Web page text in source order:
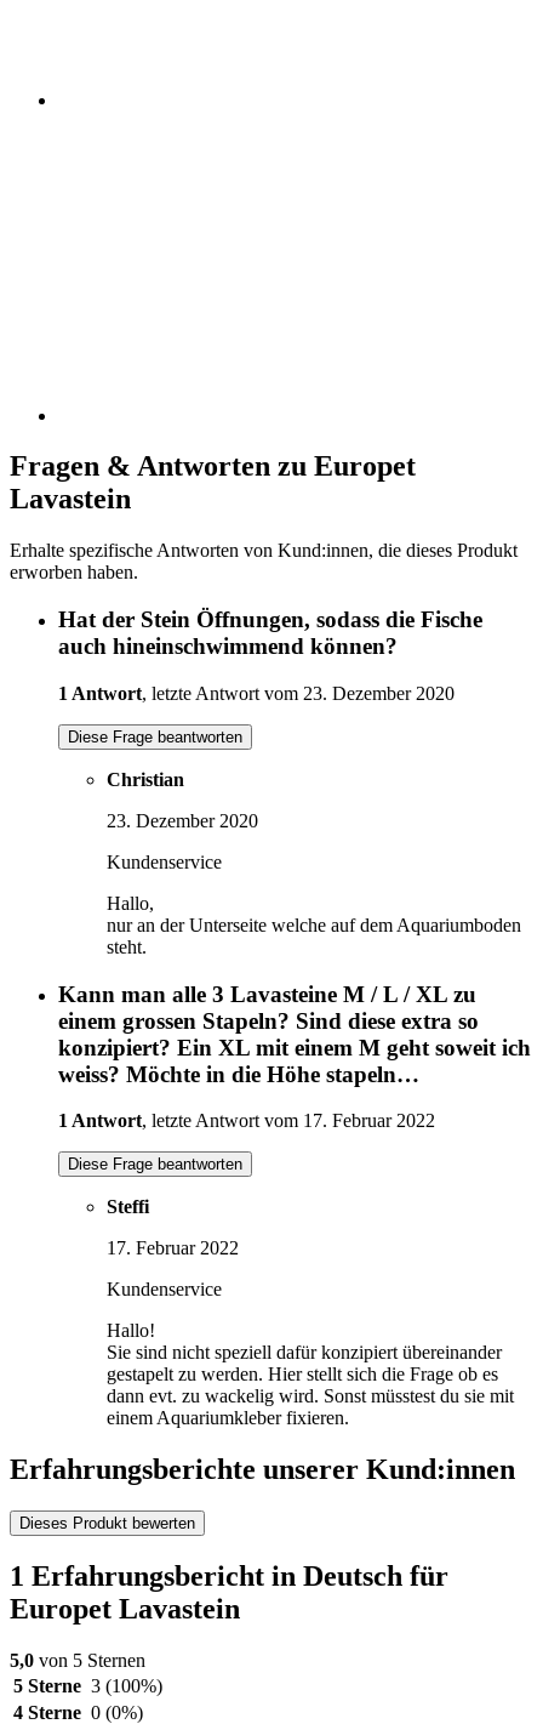
Fragen & Antworten zu Europet
Lavastein
Erhalte spezifische Antworten von Kund:innen, die dieses Produkt
erworben haben.
Hat der Stein Öffnungen, sodass die Fische
auch hineinschwimmend können?
1 Antwort, letzte Antwort vom 23. Dezember 2020
Diese Frage beantworten
Christian
23. Dezember 2020
Kundenservice
Hallo,
nur an der Unterseite welche auf dem Aquariumboden
steht.
Kann man alle 3 Lavasteine M / L / XL zu
einem grossen Stapeln? Sind diese extra so
konzipiert? Ein XL mit einem M geht soweit ich
weiss? Möchte in die Höhe stapeln…
1 Antwort, letzte Antwort vom 17. Februar 2022
Diese Frage beantworten
Steffi
17. Februar 2022
Kundenservice
Hallo!
Sie sind nicht speziell dafür konzipiert übereinander
gestapelt zu werden. Hier stellt sich die Frage ob es
dann evt. zu wackelig wird. Sonst müsstest du sie mit
einem Aquariumkleber fixieren.
Erfahrungsberichte unserer Kund:innen
Dieses Produkt bewerten
1 Erfahrungsbericht in Deutsch für
Europet Lavastein
5,0 von 5 Sternen
5 Sterne 3 (100%)
4 Sterne 0 (0%)